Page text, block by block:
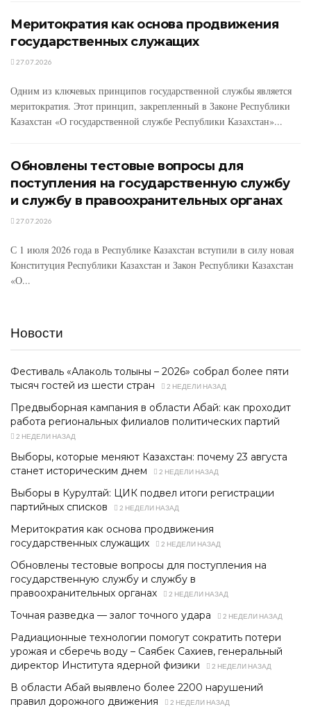
Меритократия как основа продвижения
государственных служащих
27.07.2026
Одним из ключевых принципов государственной службы является
меритократия. Этот принцип, закрепленный в Законе Республики
Казахстан «О государственной службе Республики Казахстан»...
Обновлены тестовые вопросы для
поступления на государственную службу
и службу в правоохранительных органах
27.07.2026
С 1 июля 2026 года в Республике Казахстан вступили в силу новая
Конституция Республики Казахстан и Закон Республики Казахстан
«О...
Новости
Фестиваль «Алаколь толқыны – 2026» собрал более пяти
тысяч гостей из шести стран
2 НЕДЕЛИ НАЗАД
Предвыборная кампания в области Абай: как проходит
работа региональных филиалов политических партий
2 НЕДЕЛИ НАЗАД
Выборы, которые меняют Казахстан: почему 23 августа
станет историческим днем
2 НЕДЕЛИ НАЗАД
Выборы в Курултай: ЦИК подвел итоги регистрации
партийных списков
2 НЕДЕЛИ НАЗАД
Меритократия как основа продвижения
государственных служащих
2 НЕДЕЛИ НАЗАД
Обновлены тестовые вопросы для поступления на
государственную службу и службу в
правоохранительных органах
2 НЕДЕЛИ НАЗАД
Точная разведка — залог точного удара 2 НЕДЕЛИ НАЗАД
Радиационные технологии помогут сократить потери
урожая и сберечь воду – Саябек Сахиев, генеральный
директор Института ядерной физики
2 НЕДЕЛИ НАЗАД
В области Абай выявлено более 2200 нарушений
правил дорожного движения
2 НЕДЕЛИ НАЗАД